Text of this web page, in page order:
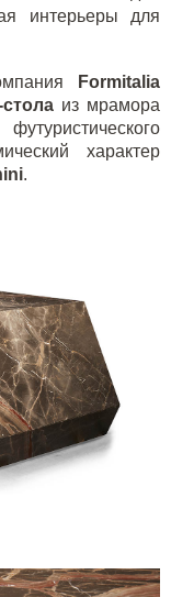
интерьеры для
Formitalia
стола из мрамора
характер
.